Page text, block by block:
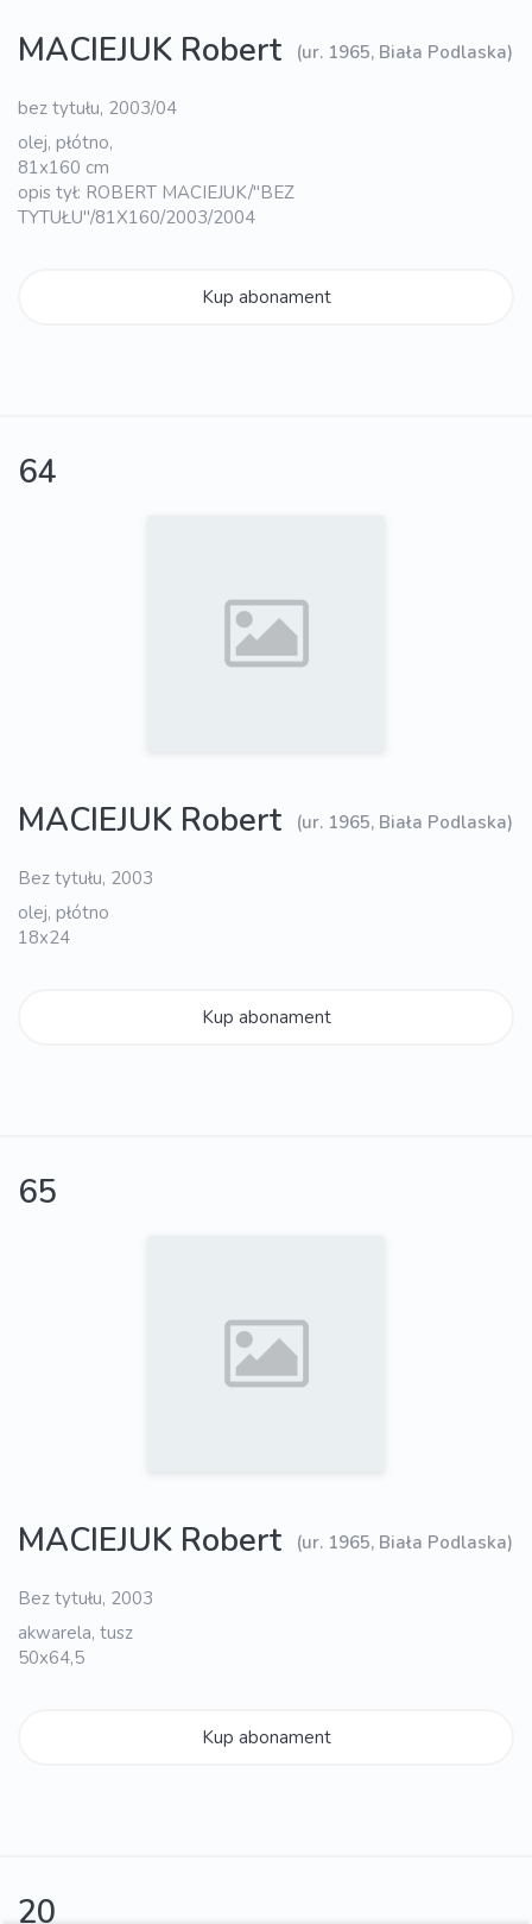
MACIEJUK Robert (ur. 1965, Biała Podlaska)
bez tytułu, 2003/04
olej, płótno,
81x160 cm
opis tył: ROBERT MACIEJUK/"BEZ
TYTUŁU"/81X160/2003/2004
Kup abonament
64
MACIEJUK Robert (ur. 1965, Biała Podlaska)
Bez tytułu, 2003
olej, płótno
18x24
Kup abonament
65
MACIEJUK Robert (ur. 1965, Biała Podlaska)
Bez tytułu, 2003
akwarela, tusz
50x64,5
Kup abonament
20